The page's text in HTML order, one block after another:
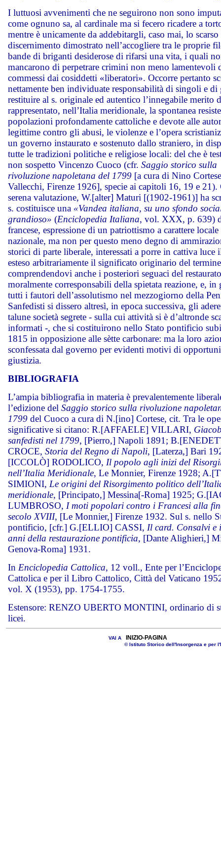
I luttuosi avvenimenti che ne seguirono non sono
come ognuno sa, al cardinale ma si fecero ricadere a
mentre è unicamente da addebitargli, caso mai, lo scarso
discernimento dimostrato nell’accogliere tra le proprie
bande di briganti desiderose di rifarsi una vita, i quali
mancarono di perpetrare crimini non meno lamentevoli
commessi dai cosiddetti «liberatori». Occorre pertanto
nettamente ben individuate responsabilità di singoli e
restituire al s. originale ed autentico l’innegabile merito
rappresentato, nell’Italia meridionale, la spontanea
popolazioni profondamente cattoliche e devote alle
legittime contro gli abusi, le violenze e l’opera
un governo instaurato e sostenuto dallo straniero, in
tutte le tradizioni politiche e religiose locali: del che è
non sospetto Vincenzo Cuoco (cfr. Saggio storico sulla
rivoluzione napoletana del 1799 [a cura di Nino
Vallecchi, Firenze 1926], specie ai capitoli 16, 19 e 21).
serena valutazione, W.[alter] Maturi [(1902-1961)] ha
s. costituisce una «Vandea italiana, su uno sfondo
grandioso» (Enciclopedia Italiana, vol. XXX, p. 639)
francese, espressione di un patriottismo a carattere locale
nazionale, ma non per questo meno degno di
storici di parte liberale, interessati a porre in cattiva luce
esteso arbitrariamente il significato originario del
comprendendovi anche i posteriori seguaci del
moralmente corresponsabili della spietata reazione, e, in
tutti i fautori dell’assolutismo nel mezzogiorno della
Sanfedisti si dissero altresì, in epoca successiva, gli
talune società segrete - sulla cui attività si è d’altronde
informati -, che si costituirono nello Stato pontificio
1815 in opposizione alle sètte carbonare: ma la loro
sconfessata dal governo per evidenti motivi di
giustizia.
BIBLIOGRAFIA
L’ampia bibliografia in materia è prevalentemente
l’edizione del Saggio storico sulla rivoluzione
1799 del Cuoco a cura di N.[ino] Cortese, cit. Tra le
significative si citano: R.[AFFAELE] VILLARI,
sanfedisti nel 1799, [Pierro,] Napoli 1891;
CROCE, Storia del Regno di Napoli, [Laterza,] Bari
[ICCOLÒ] RODOLICO, Il popolo agli inizi del
nell’Italia Meridionale, Le Monnier, Firenze 1928;
SIMIONI, Le origini del Risorgimento politico
meridionale, [Principato,] Messina[-Roma] 1925;
LUMBROSO, I moti popolari contro i Francesi alla
secolo XVIII, [Le Monnier,] Firenze 1932. Sul s. nello
pontificio, [cfr.] G.[ELLIO] CASSI, Il card. Consalvi e
anni della restaurazione pontificia, [Dante Alighieri,]
Genova-Roma] 1931.
In Enciclopedia Cattolica, 12 voll., Ente per
Cattolica e per il Libro Cattolico, Città del Vaticano
vol. X (1953), pp. 1754-1755.
Estensore: RENZO UBERTO MONTINI, ordinario di
licei.
VAI A INIZIO-PAGINA
© Istituto Storico dell'Insorgenza e per